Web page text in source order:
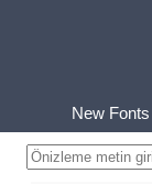
New Fonts